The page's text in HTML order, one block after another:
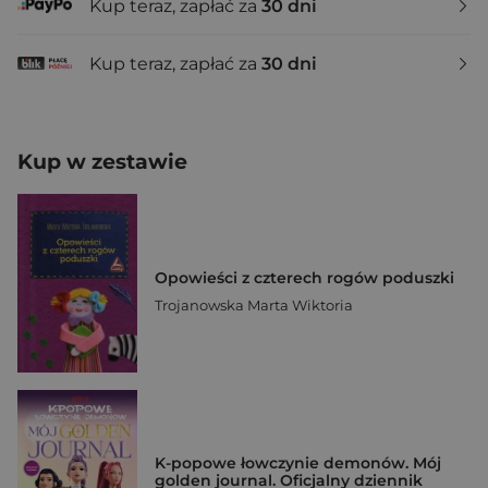
Kup teraz, zapłać za 30 dni
Kup teraz, zapłać za 30 dni
Kup w zestawie
Opowieści z czterech rogów poduszki
Trojanowska Marta Wiktoria
K-popowe łowczynie demonów. Mój
golden journal. Oficjalny dziennik